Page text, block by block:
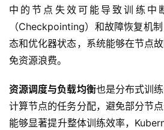
中的节点失效可能导致训练中
（Checkpointing）和故障恢复机
态和优化器状态，系统能够在节点
免资源浪费。
资源调度与负载均衡也是分布式训
计算节点的任务分配，避免部分节点
能够显著提升整体训练效率，